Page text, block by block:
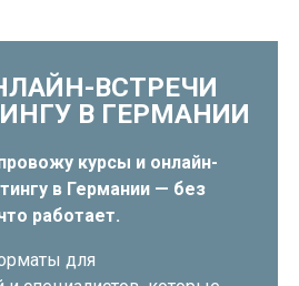
ВСТРЕЧИ
В ГЕРМАНИИ
курсы и онлайн-
в Германии — без
работает.
для